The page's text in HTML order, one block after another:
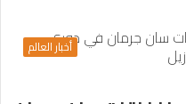
أخبار العالم